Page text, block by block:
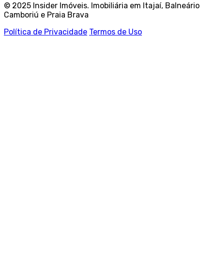
© 2025 Insider Imóveis. Imobiliária em Itajaí, Balneário
Camboriú e Praia Brava
Política de Privacidade Termos de Uso